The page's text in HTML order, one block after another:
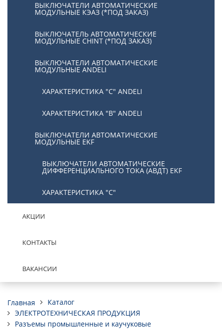
ВЫКЛЮЧАТЕЛИ АВТОМАТИЧЕСКИЕ
МОДУЛЬНЫЕ КЭАЗ (*ПОД ЗАКАЗ)
ВЫКЛЮЧАТЕЛЬ АВТОМАТИЧЕСКИЕ
МОДУЛЬНЫЕ CHINT (*ПОД ЗАКАЗ)
ВЫКЛЮЧАТЕЛИ АВТОМАТИЧЕСКИЕ
МОДУЛЬНЫЕ ANDELI
ХАРАКТЕРИСТИКА "C" ANDELI
ХАРАКТЕРИСТИКА "B" ANDELI
ВЫКЛЮЧАТЕЛИ АВТОМАТИЧЕСКИЕ
МОДУЛЬНЫЕ EKF
ВЫКЛЮЧАТЕЛИ АВТОМАТИЧЕСКИЕ
ДИФФЕРЕНЦИАЛЬНОГО ТОКА (АВДТ) EKF
ХАРАКТЕРИСТИКА "С"
АКЦИИ
КОНТАКТЫ
ВАКАНСИИ
Главная
Каталог
ЭЛЕКТРОТЕХНИЧЕСКАЯ ПРОДУКЦИЯ
Разъемы промышленные и каучуковые